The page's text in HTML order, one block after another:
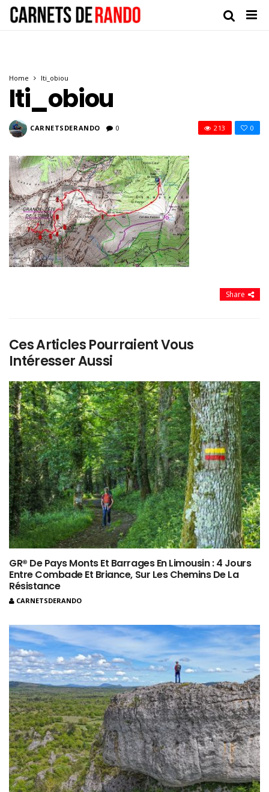
Home Iti_obiou
Iti_obiou
CARNETSDERANDO 0 0
213
Share
Ces Articles Pourraient Vous
Intéresser Aussi
GR® De Pays Monts Et Barrages En Limousin : 4 Jours
Entre Combade Et Briance, Sur Les Chemins De La
Résistance
CARNETSDERANDO